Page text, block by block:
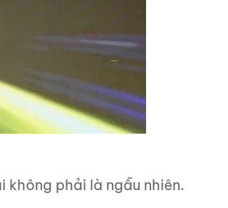
không phải là ngẫu nhiên.